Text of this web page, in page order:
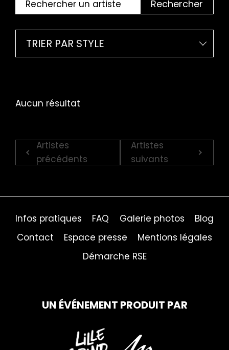
Rechercher
TRIER PAR STYLE
Aucun résultat
Artistes
précédents
Artistes
suivants
Infos pratiques FAQ Galerie photos
Blog
Contact
Espace presse
Mentions légales
Démarche RSE
UN ÉVÉNEMENT PRODUIT PAR